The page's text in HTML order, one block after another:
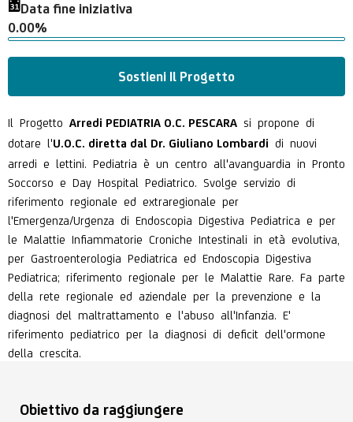
Data fine iniziativa
0.00%
Sostieni Il Progetto
Il Progetto Arredi PEDIATRIA O.C. PESCARA si propone di
dotare l'U.O.C. diretta dal Dr. Giuliano Lombardi di nuovi
arredi e lettini. Pediatria è un centro all'avanguardia in Pronto
Soccorso e Day Hospital Pediatrico. Svolge servizio di
riferimento regionale ed extraregionale per
l'Emergenza/Urgenza di Endoscopia Digestiva Pediatrica e per
le Malattie Infiammatorie Croniche Intestinali in età evolutiva,
per Gastroenterologia Pediatrica ed Endoscopia Digestiva
Pediatrica; riferimento regionale per le Malattie Rare. Fa parte
della rete regionale ed aziendale per la prevenzione e la
diagnosi del maltrattamento e l'abuso all'Infanzia. E'
riferimento pediatrico per la diagnosi di deficit dell'ormone
della crescita.
Obiettivo da raggiungere